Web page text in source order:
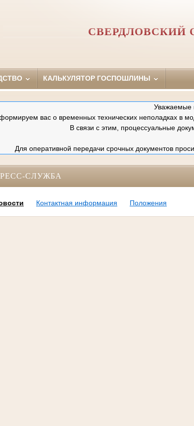
СВЕРДЛОВСКИЙ
КАЛЬКУЛЯТОР ГОСПОШЛИНЫ
Уважаемые
вас о временных технических неполадках в
В связи с этим, процессуальные
Для оперативной передачи срочных документов
СЛУЖБА
Контактная информация Положения